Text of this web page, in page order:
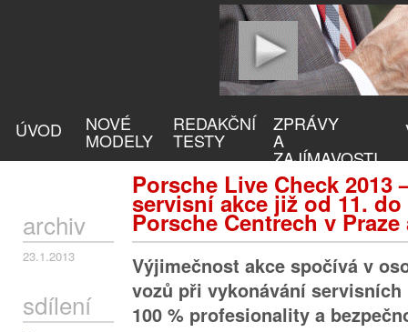
ÚVOD NOVÉ
MODELY
REDAKČNÍ
TESTY
ZPRÁVY
A
ZAJÍMAVOSTI
Porsche Live Check 2013
servisní akce již od 11. do
Porsche Centrech v Praze
archiv
23.1.2013
sdílení
Výjimečnost akce spočívá v
vozů při vykonávání servisních
100 % profesionality a